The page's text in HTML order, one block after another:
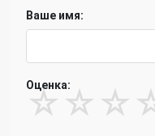
Ваше имя:
Оценка:
☆ ☆ ☆